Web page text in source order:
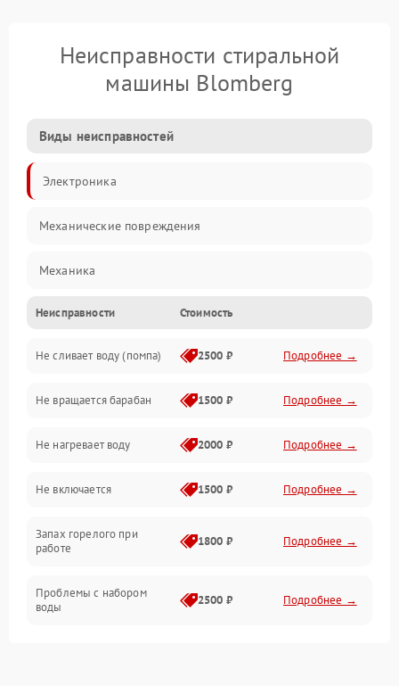
Неисправности стиральной
машины Blomberg
Виды неисправностей
Электроника
Механические повреждения
Механика
Электропитание
Водоснабжение
Слив
Программное обеспечение
Неисправности Стоимость
Не сливает воду (помпа) 2500 ₽ Подробнее →
Не вращается барабан 1500 ₽ Подробнее →
Не нагревает воду 2000 ₽ Подробнее →
Не включается 1500 ₽ Подробнее →
Запах горелого при
работе
1800 ₽ Подробнее →
Проблемы с набором
воды
2500 ₽ Подробнее →